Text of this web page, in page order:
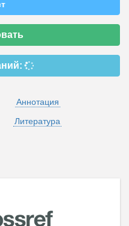
Аннотация
Литература